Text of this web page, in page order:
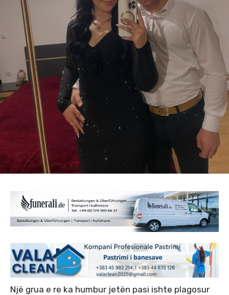
Një grua e re ka humbur jetën pasi ishte plagosur